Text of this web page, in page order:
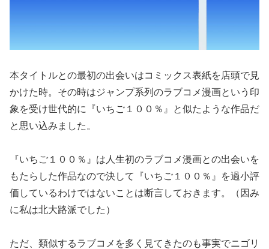
本タイトルとの最初の出会いはコミックス表紙を店頭で見
かけた時。その時はジャンプ系列のラブコメ漫画という印
象を受け世代的に『いちご１００％』と似たような作品だ
と思い込みました。
『いちご１００％』は人生初のラブコメ漫画との出会いを
もたらした作品なので決して『いちご１００％』を過小評
価しているわけではないことは断言しておきます。（因み
に私は北大路派でした）
ただ、類似するラブコメを多く見てきたのも事実でニゴリ